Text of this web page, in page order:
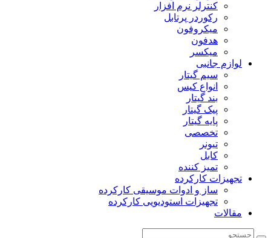
کنترلر نرم افزار
رکوردر پرتابل
میکروفون
هدفون
میکسر
لوازم جانبی
سیم گیتار
انواع کیس
بند گیتار
پیک گیتار
پایه گیتار
تخصصی
تیونر
کابل
تمیز کننده
تجهیزات کارکرده
ساز و ادوات موسیقی کارکرده
تجهیزات استودیویی کارکرده
مقالات